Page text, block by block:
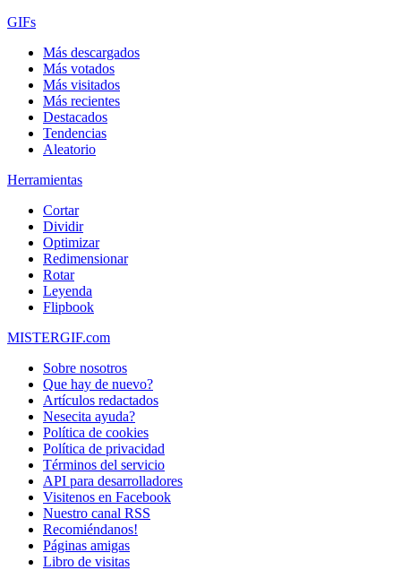
GIFs
Más descargados
Más votados
Más visitados
Más recientes
Destacados
Tendencias
Aleatorio
Herramientas
Cortar
Dividir
Optimizar
Redimensionar
Rotar
Leyenda
Flipbook
MISTERGIF.com
Sobre nosotros
Que hay de nuevo?
Artículos redactados
Nesecita ayuda?
Política de cookies
Política de privacidad
Términos del servicio
API para desarrolladores
Visitenos en Facebook
Nuestro canal RSS
Recomiéndanos!
Páginas amigas
Libro de visitas